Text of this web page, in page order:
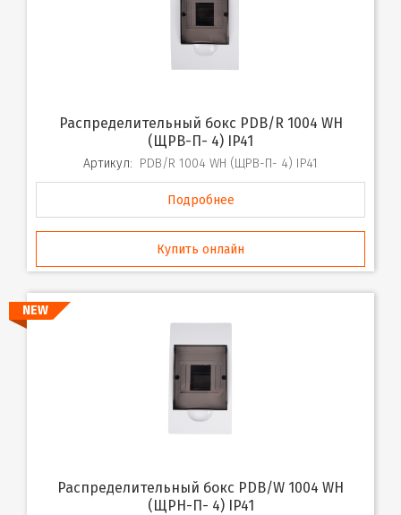
Распределительный бокс PDB/R 1004 WH
(ЩРВ-П- 4) IP41
Артикул: PDB/R 1004 WH (ЩРВ-П- 4) IP41
Подробнее
Купить онлайн
NEW
Распределительный бокс PDB/W 1004 WH
(ЩРН-П- 4) IP41